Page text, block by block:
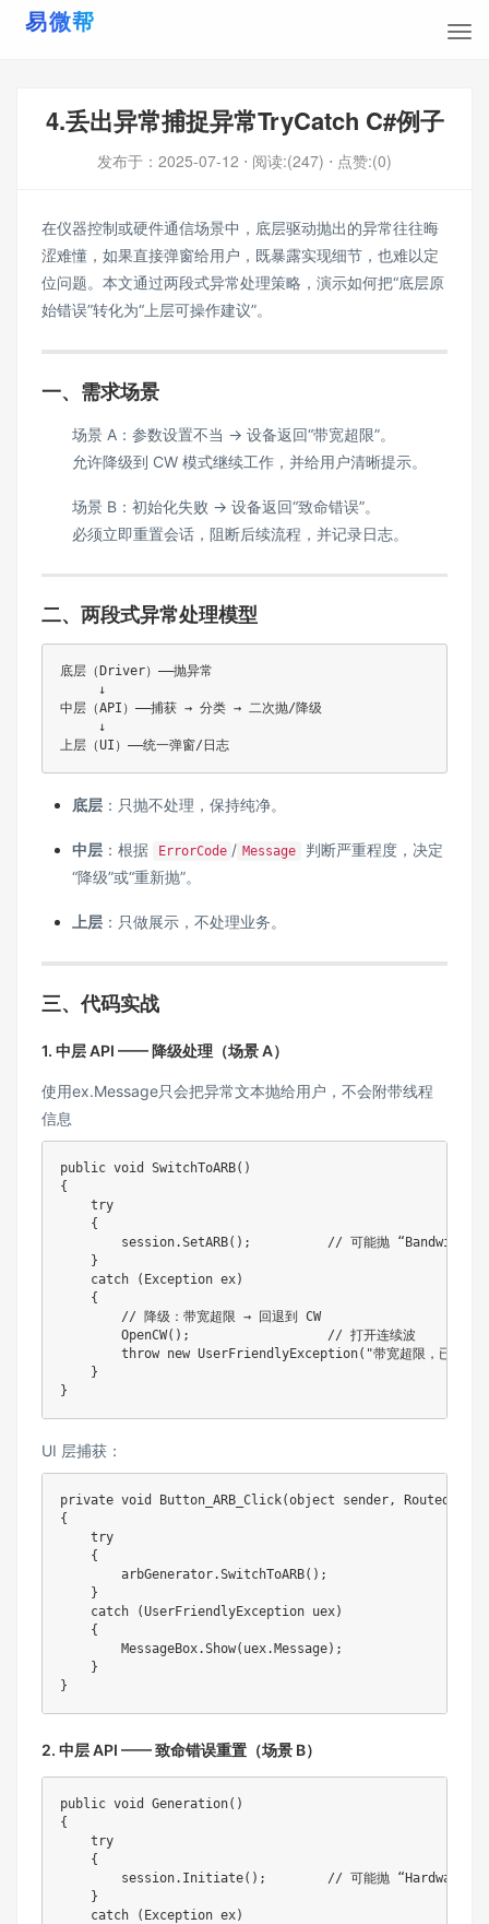
4.丢出异常捕捉异常TryCatch C#例子
发布于： 2025-07-12 ⋅ 阅读:(247) ⋅ 点赞:(0)
在仪器控制或硬件通信场景中，底层驱动抛出的异常往往晦
涩难懂，如果直接弹窗给用户，既暴露实现细节，也难以定
位问题。本文通过两段式异常处理策略，演示如何把“底层原
始错误”转化为“上层可操作建议”。
一、需求场景
场景 A：参数设置不当 → 设备返回“带宽超限”。
允许降级到 CW 模式继续工作，并给用户清晰提示。
场景 B：初始化失败 → 设备返回“致命错误”。
必须立即重置会话，阻断后续流程，并记录日志。
二、两段式异常处理模型
底层（Driver）——抛异常
     ↓
中层（API）——捕获 → 分类 → 二次抛/降级
     ↓
上层（UI）——统一弹窗/日志
底层 ：只抛不处理，保持纯净。
中层 ：根据 ErrorCode / Message
判断严重程度，决定
“降级”或“重新抛”。
上层 ：只做展示，不处理业务。
三、代码实战
1. 中层 API —— 降级处理（场景 A）
使用ex.Message只会把异常文本抛给用户，不会附带线程
信息
public void SwitchToARB()
{
    try
    {
session.SetARB();          // 可能抛 “Bandwidth
    }
    catch (Exception ex)
    {
        // 降级：带宽超限 → 回退到 CW
        OpenCW();                  // 打开连续波
throw new UserFriendlyException("带宽超限，已自动
    }
}
UI 层捕获：
private void Button_ARB_Click(object sender,
{
    try
    {
        arbGenerator.SwitchToARB();
    }
    catch (UserFriendlyException uex)
    {
        MessageBox.Show(uex.Message);
    }
}
2. 中层 API —— 致命错误重置（场景 B）
public void Generation()
{
    try
    {
session.Initiate();        // 可能抛 “Hardware
    }
    catch (Exception ex)